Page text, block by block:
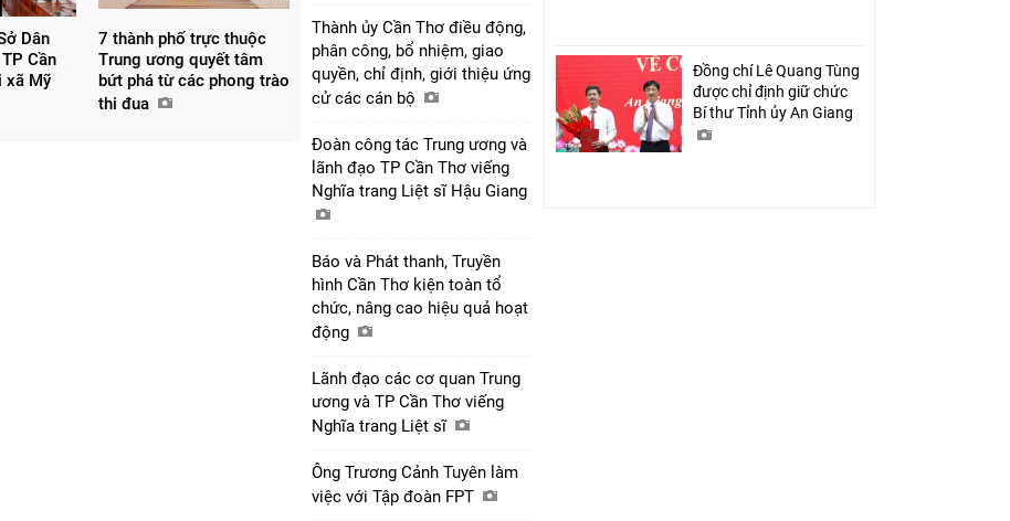
Dân
Cần
xã Mỹ
7 thành phố trực thuộc
Trung ương quyết tâm
bứt phá từ các phong trào
thi đua
Thành ủy Cần Thơ điều động,
phân công, bổ nhiệm, giao
quyền, chỉ định, giới thiệu ứng
cử các cán bộ
Đoàn công tác Trung ương và
lãnh đạo TP Cần Thơ viếng
Nghĩa trang Liệt sĩ Hậu Giang
Báo và Phát thanh, Truyền
hình Cần Thơ kiện toàn tổ
chức, nâng cao hiệu quả hoạt
động
Lãnh đạo các cơ quan Trung
ương và TP Cần Thơ viếng
Nghĩa trang Liệt sĩ
Ông Trương Cảnh Tuyên làm
việc với Tập đoàn FPT
Đồng chí Lê Quang Tùng
được chỉ định giữ chức
Bí thư Tỉnh ủy An Giang